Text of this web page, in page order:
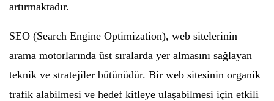
artırmaktadır.
SEO (Search Engine Optimization), web sitelerinin
arama motorlarında üst sıralarda yer almasını sağlayan
teknik ve stratejiler bütünüdür. Bir web sitesinin organik
trafik alabilmesi ve hedef kitleye ulaşabilmesi için etkili